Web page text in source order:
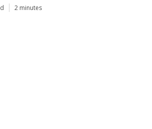
2 minutes